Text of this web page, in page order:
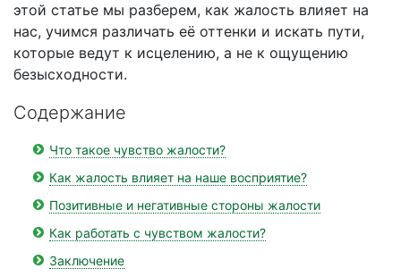
этой статье мы разберем, как жалость влияет на
нас, учимся различать её оттенки и искать пути,
которые ведут к исцелению, а не к ощущению
безысходности.
Содержание
Что такое чувство жалости?
Как жалость влияет на наше восприятие?
Позитивные и негативные стороны жалости
Как работать с чувством жалости?
Заключение